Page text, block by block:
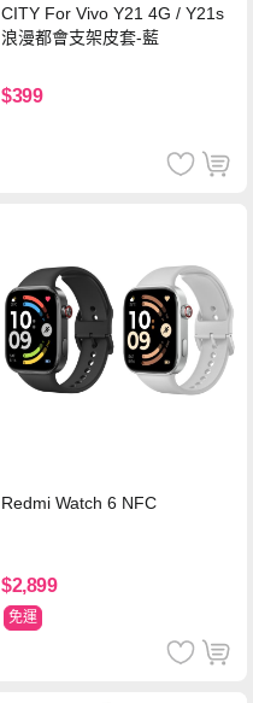
CITY For Vivo Y21 4G / Y21s
浪漫都會支架皮套-藍
$399
Redmi Watch 6 NFC
$2,899
免運